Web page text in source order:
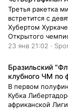
Третья ракетка
встретится с
Хубертом
Открытого
23 янв 21:02 ·
Бразильский
клубного ЧМ по
В первом
Кубка
африканской